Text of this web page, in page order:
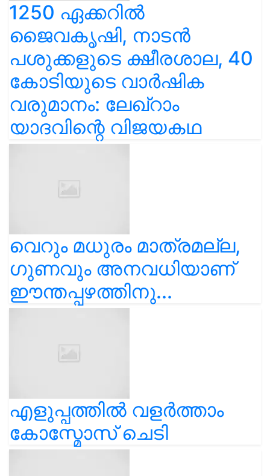
1250 ഏക്കറിൽ
ജൈവകൃഷി, നാടൻ
പശുക്കളുടെ ക്ഷീരശാല, 40
കോടിയുടെ വാർഷിക
വരുമാനം: ലേഖ്‌റാം
യാദവിന്റെ വിജയകഥ
വെറും മധുരം മാത്രമല്ല,
ഗുണവും അനവധിയാണ്
ഈന്തപ്പഴത്തിനു...
എളുപ്പത്തിൽ വളർത്താം
കോസ്മോസ് ചെടി